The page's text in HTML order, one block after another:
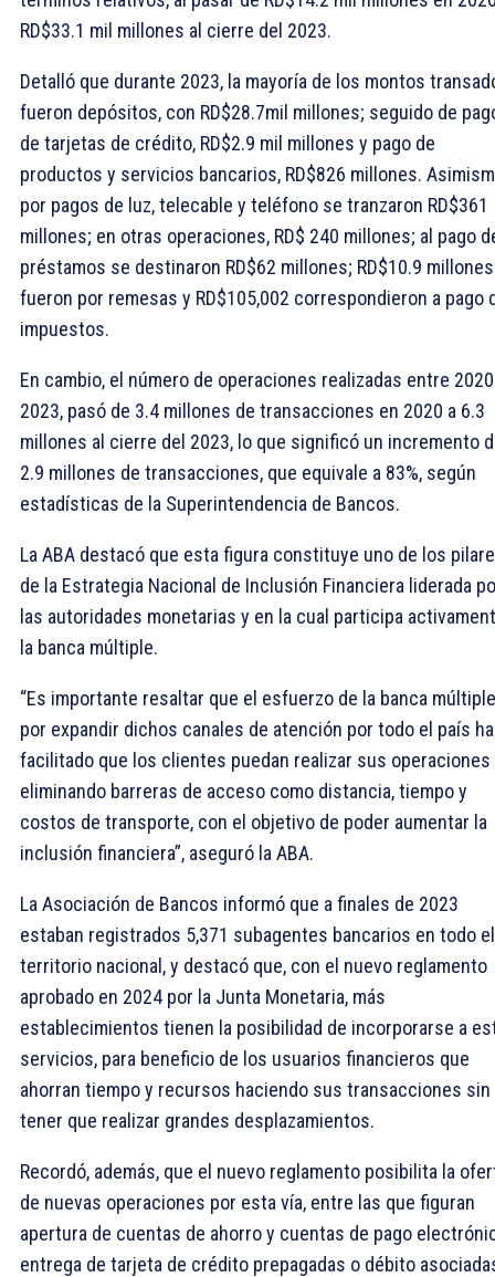
RD$33.1 mil millones al cierre del 2023.
Detalló que durante 2023, la mayoría de los montos
fueron depósitos, con RD$28.7mil millones; seguido de
de tarjetas de crédito, RD$2.9 mil millones y pago de
productos y servicios bancarios, RD$826 millones.
por pagos de luz, telecable y teléfono se tranzaron RD$361
millones; en otras operaciones, RD$ 240 millones; al pago
préstamos se destinaron RD$62 millones; RD$10.9 millones
fueron por remesas y RD$105,002 correspondieron a pago
impuestos.
En cambio, el número de operaciones realizadas entre
2023, pasó de 3.4 millones de transacciones en 2020 a 6.3
millones al cierre del 2023, lo que significó un incremento
2.9 millones de transacciones, que equivale a 83%, según
estadísticas de la Superintendencia de Bancos.
La ABA destacó que esta figura constituye uno de los
de la Estrategia Nacional de Inclusión Financiera liderada
las autoridades monetarias y en la cual participa
la banca múltiple.
“Es importante resaltar que el esfuerzo de la banca múltiple
por expandir dichos canales de atención por todo el país ha
facilitado que los clientes puedan realizar sus operaciones
eliminando barreras de acceso como distancia, tiempo y
costos de transporte, con el objetivo de poder aumentar la
inclusión financiera”, aseguró la ABA.
La Asociación de Bancos informó que a finales de 2023
estaban registrados 5,371 subagentes bancarios en todo el
territorio nacional, y destacó que, con el nuevo reglamento
aprobado en 2024 por la Junta Monetaria, más
establecimientos tienen la posibilidad de incorporarse a
servicios, para beneficio de los usuarios financieros que
ahorran tiempo y recursos haciendo sus transacciones sin
tener que realizar grandes desplazamientos.
Recordó, además, que el nuevo reglamento posibilita la
de nuevas operaciones por esta vía, entre las que figuran
apertura de cuentas de ahorro y cuentas de pago
entrega de tarjeta de crédito prepagadas o débito